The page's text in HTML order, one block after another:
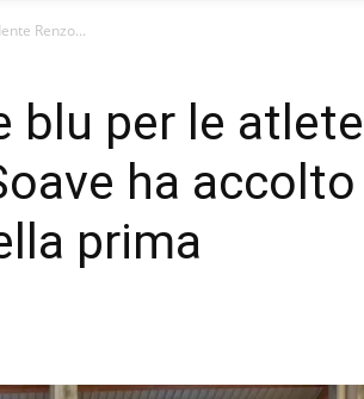
Renzo...
blu per le
ha accolto
prima